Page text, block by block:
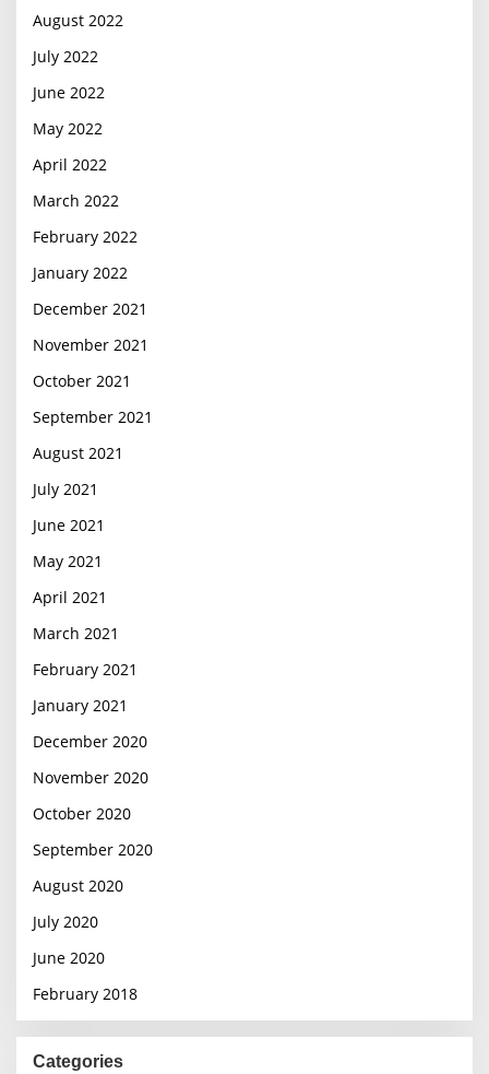
August 2022
July 2022
June 2022
May 2022
April 2022
March 2022
February 2022
January 2022
December 2021
November 2021
October 2021
September 2021
August 2021
July 2021
June 2021
May 2021
April 2021
March 2021
February 2021
January 2021
December 2020
November 2020
October 2020
September 2020
August 2020
July 2020
June 2020
February 2018
Categories